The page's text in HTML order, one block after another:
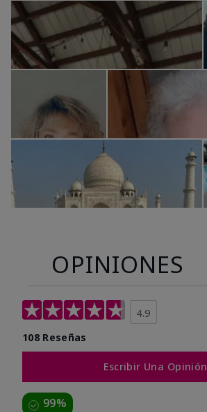
OPINIONES
4.9
108 Reseñas
Escribir Una Opinión
99%